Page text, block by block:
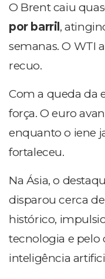
O Brent caiu
por barril ,
semanas. O WTI
recuo.
Com a queda da
força. O euro
enquanto o iene
fortaleceu.
Na Ásia, o
disparou cerca de
histórico,
tecnologia e pelo
inteligência